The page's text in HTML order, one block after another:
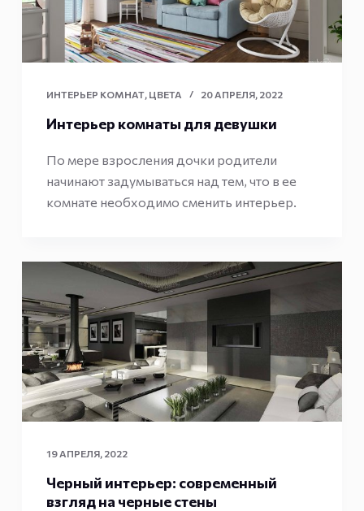
ИНТЕРЬЕР КОМНАТ, ЦВЕТА 20 АПРЕЛЯ, 2022
Интерьер комнаты для девушки
По мере взросления дочки родители
начинают задумываться над тем, что в ее
комнате необходимо сменить интерьер.
19 АПРЕЛЯ, 2022
Черный интерьер: современный
взгляд на черные стены